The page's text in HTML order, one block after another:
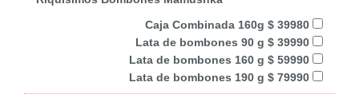
Caja Combinada 160g $ 39980
Lata de bombones 90 g $ 39990
Lata de bombones 160 g $ 59990
Lata de bombones 190 g $ 79990